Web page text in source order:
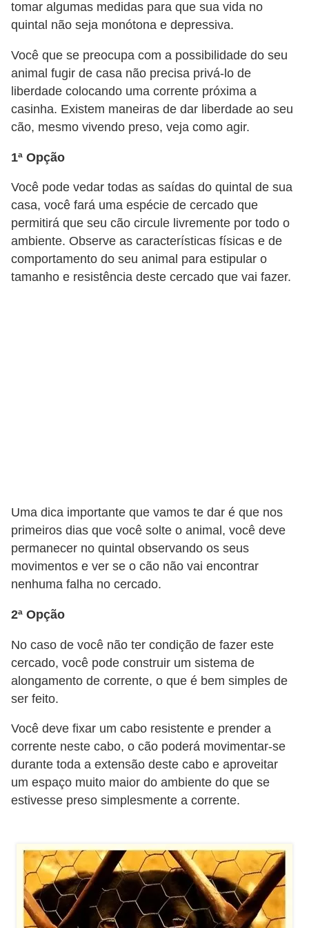
tomar algumas medidas para que sua vida no
quintal não seja monótona e depressiva.
Você que se preocupa com a possibilidade do seu
animal fugir de casa não precisa privá-lo de
liberdade colocando uma corrente próxima a
casinha. Existem maneiras de dar liberdade ao seu
cão, mesmo vivendo preso, veja como agir.
1ª Opção
Você pode vedar todas as saídas do quintal de sua
casa, você fará uma espécie de cercado que
permitirá que seu cão circule livremente por todo o
ambiente. Observe as características físicas e de
comportamento do seu animal para estipular o
tamanho e resistência deste cercado que vai fazer.
Uma dica importante que vamos te dar é que nos
primeiros dias que você solte o animal, você deve
permanecer no quintal observando os seus
movimentos e ver se o cão não vai encontrar
nenhuma falha no cercado.
2ª Opção
No caso de você não ter condição de fazer este
cercado, você pode construir um sistema de
alongamento de corrente, o que é bem simples de
ser feito.
Você deve fixar um cabo resistente e prender a
corrente neste cabo, o cão poderá movimentar-se
durante toda a extensão deste cabo e aproveitar
um espaço muito maior do ambiente do que se
estivesse preso simplesmente a corrente.
c
o
s
A
v
e
o
r
n
a
m
e
c
h
o
r
o
s
e
a
n
i
n
G
a
t
o